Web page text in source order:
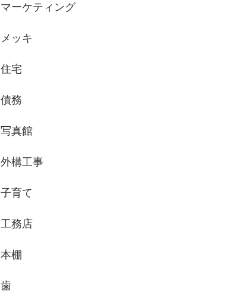
マーケティング
メッキ
住宅
債務
写真館
外構工事
子育て
工務店
本棚
歯